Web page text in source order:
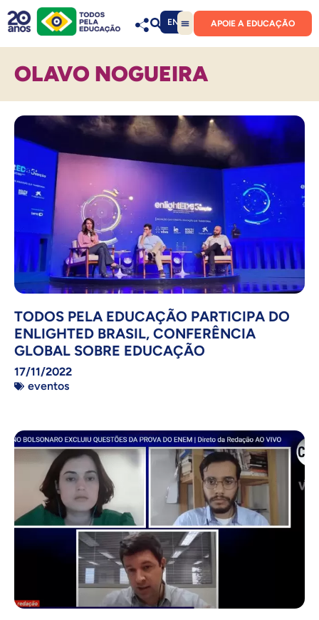
EN APOIE A EDUCAÇÃO
OLAVO NOGUEIRA
TODOS PELA EDUCAÇÃO PARTICIPA DO
ENLIGHTED BRASIL, CONFERÊNCIA
GLOBAL SOBRE EDUCAÇÃO
17/11/2022
eventos